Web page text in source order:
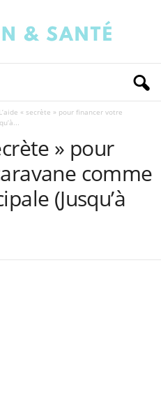
« secrète » pour financer votre
» pour
comme
(Jusqu’à